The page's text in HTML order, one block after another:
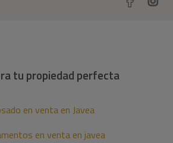
tu propiedad perfecta
en venta en Javea
en venta en javea